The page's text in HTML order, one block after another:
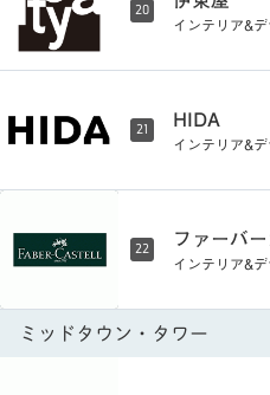
20
インテリア&
21
HIDA
インテリア&
22
ファーバ
インテリア&
ミッドタウン・タワー